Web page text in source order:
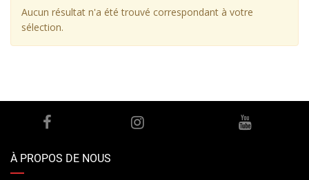
Aucun résultat n'a été trouvé correspondant à votre
sélection.
À PROPOS DE NOUS